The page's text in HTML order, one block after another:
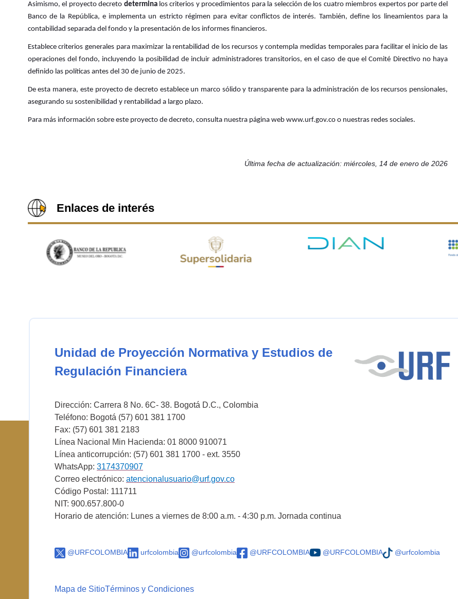
Asimismo, el proyecto decreto determina los criterios y procedimientos para la selección de los cuatro miembros expertos por parte del
Banco de la República, e implementa un estricto régimen para evitar conflictos de interés. También, define los lineamientos para la
contabilidad separada del fondo y la presentación de los informes financieros.
Establece criterios generales para maximizar la rentabilidad de los recursos y contempla medidas temporales para facilitar el inicio de las
operaciones del fondo, incluyendo la posibilidad de incluir administradores transitorios, en el caso de que el Comité Directivo no haya
definido las políticas antes del 30 de junio de 2025.
De esta manera, este proyecto de decreto establece un marco sólido y transparente para la administración de los recursos pensionales,
asegurando su sostenibilidad y rentabilidad a largo plazo.
Para más información sobre este proyecto de decreto, consulta nuestra página web www.urf.gov.co o nuestras redes sociales.
Última fecha de actualización: miércoles, 14 de enero de 2026
Enlaces de interés
Unidad de Proyección Normativa y Estudios de
Regulación Financiera
Dirección: Carrera 8 No. 6C- 38. Bogotá D.C., Colombia
Teléfono: Bogotá (57) 601 381 1700
Fax: (57) 601 381 2183
Línea Nacional Min Hacienda: 01 8000 910071
Línea anticorrupción: (57) 601 381 1700 - ext. 3550
WhatsApp: 3174370907
Correo electrónico: atencionalusuario@urf.gov.co
Código Postal: 111711
NIT: 900.657.800-0
Horario de atención: Lunes a viernes de 8:00 a.m. - 4:30 p.m. Jornada continua
@URFCOLOMBIA urfcolombia @urfcolombia @URFCOLOMBIA @URFCOLOMBIA @urfcolombia
Mapa de SitioTérminos y Condiciones